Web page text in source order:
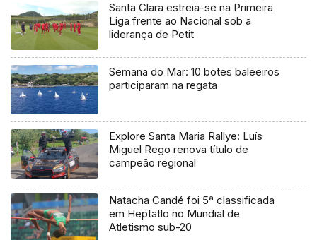
Santa Clara estreia-se na Primeira
Liga frente ao Nacional sob a
liderança de Petit
Semana do Mar: 10 botes baleeiros
participaram na regata
Explore Santa Maria Rallye: Luís
Miguel Rego renova título de
campeão regional
Natacha Candé foi 5ª classificada
em Heptatlo no Mundial de
Atletismo sub-20